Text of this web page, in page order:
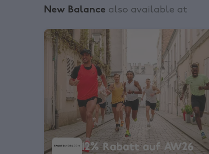
New Balance also available at
SportsShoes, 12% Rabatt auf AW26
12% Rabatt auf AW26